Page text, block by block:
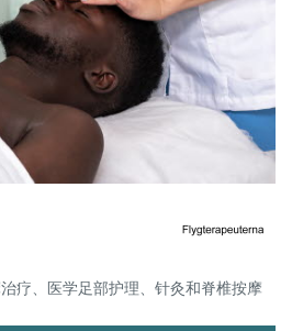
疗、医学足部护理、针灸和脊椎按摩